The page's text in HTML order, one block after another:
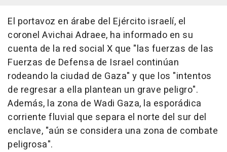
El portavoz en árabe del Ejército israelí, el
coronel Avichai Adraee, ha informado en su
cuenta de la red social X que "las fuerzas de las
Fuerzas de Defensa de Israel continúan
rodeando la ciudad de Gaza" y que los "intentos
de regresar a ella plantean un grave peligro".
Además, la zona de Wadi Gaza, la esporádica
corriente fluvial que separa el norte del sur del
enclave, "aún se considera una zona de combate
peligrosa".